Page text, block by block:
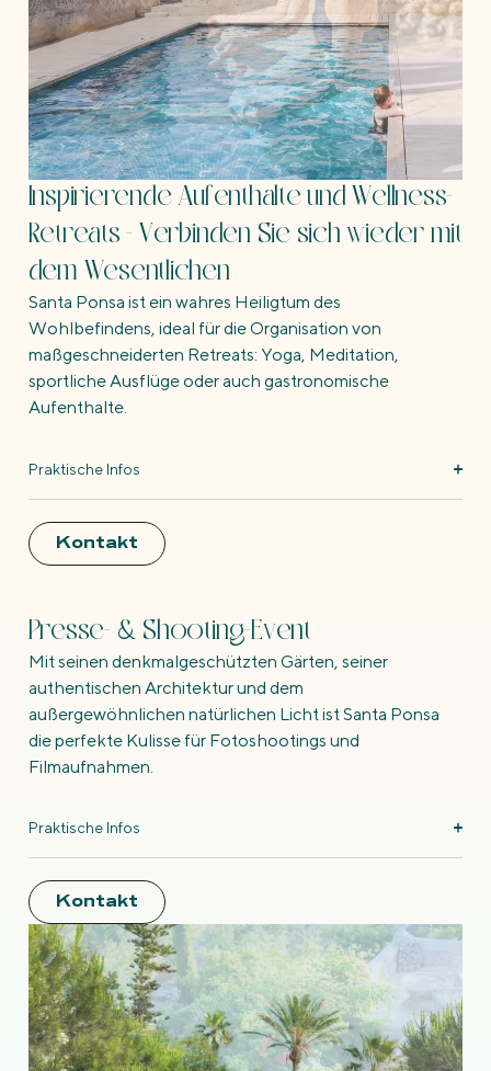
Inspirierende Aufenthalte und Wellness-
Retreats - Verbinden Sie sich wieder mit
dem Wesentlichen
Santa Ponsa ist ein wahres Heiligtum des
Wohlbefindens, ideal für die Organisation von
maßgeschneiderten Retreats: Yoga, Meditation,
sportliche Ausflüge oder auch gastronomische
Aufenthalte.
Praktische Infos
Kontakt
Presse- & Shooting-Event
Mit seinen denkmalgeschützten Gärten, seiner
authentischen Architektur und dem
außergewöhnlichen natürlichen Licht ist Santa Ponsa
die perfekte Kulisse für Fotoshootings und
Filmaufnahmen.
Praktische Infos
Kontakt